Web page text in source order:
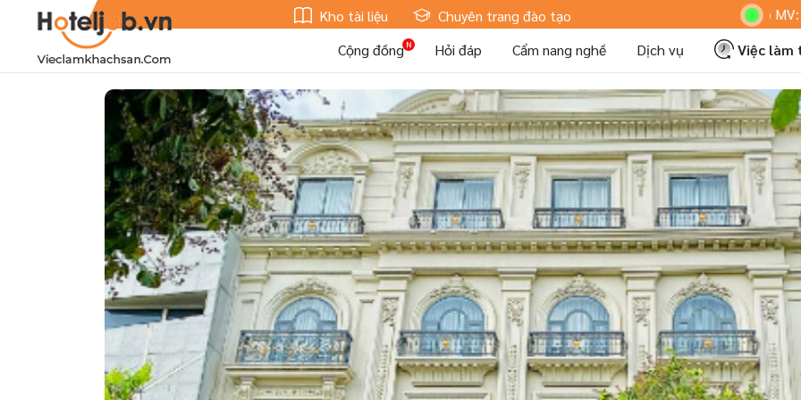
Kho tài liệu Chuyên trang đào tạo Hoteljob MV: "Tôi Là
Cộng đồng
Hỏi đáp Cẩm nang nghề Dịch vụ
Việc làm